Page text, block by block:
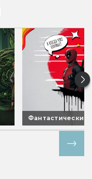
Фантастические